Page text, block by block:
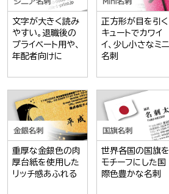
文字が大きく読み
やすい。退職後の
プライベート用や、
年配者向けに
正方形が目を引く
キュートでカワイ
イ、少し小さなミニ
名刺
重厚な金銀色の肉
厚台紙を使用した
リッチ感あふれる
世界各国の国旗を
モチーフにした国
際色豊かな名刺